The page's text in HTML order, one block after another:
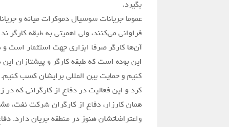
بگیرد.
عموما جریانات سوسیال دموکرات میانه و
فراوانی می‌کنند، ولی اهمیتی به طبقه کارگر
آن‌ها کارگر صرفا ابزاری جهت استثمار است و
این بوده است که طبقه کارگر و پیشتازان این
کنیم و حمایت بین المللی برایشان کسب کنیم.
کرد و این فعالیت در دفاع از کارگرانی که
همان کارزار، دفاع از کارگران شرکت نفت،
واعتراضاتشان هنوز در منطقه جریان دارد.